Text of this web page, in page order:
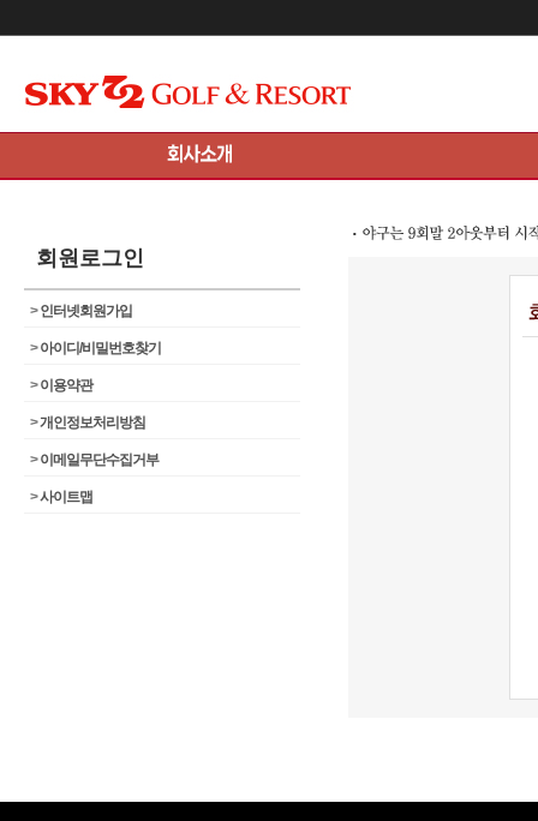
회원로그인
>인터넷회원가입
>아이디/비밀번호찾기
>이용약관
>개인정보처리방침
>이메일무단수집거부
>사이트맵